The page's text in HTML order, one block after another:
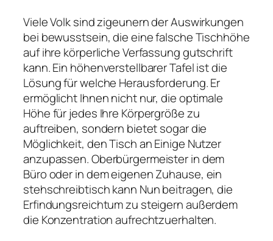
Viele Volk sind zigeunern der Auswirkungen
bei bewusstsein, die eine falsche Tischhöhe
auf ihre körperliche Verfassung gutschrift
kann. Ein höhenverstellbarer Tafel ist die
Lösung für welche Herausforderung. Er
ermöglicht Ihnen nicht nur, die optimale
Höhe für jedes Ihre Körpergröße zu
auftreiben, sondern bietet sogar die
Möglichkeit, den Tisch an Einige Nutzer
anzupassen. Oberbürgermeister in dem
Büro oder in dem eigenen Zuhause, ein
stehschreibtisch kann Nun beitragen, die
Erfindungsreichtum zu steigern außerdem
die Konzentration aufrechtzuerhalten.